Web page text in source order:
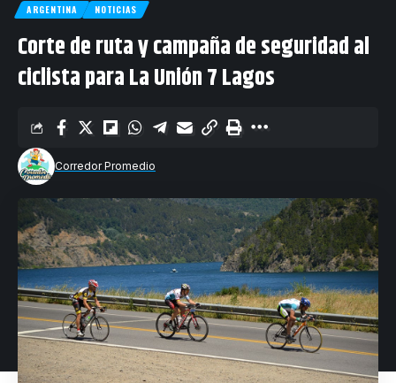
ARGENTINA NOTICIAS
Corte de ruta y campaña de seguridad al
ciclista para La Unión 7 Lagos
Corredor Promedio